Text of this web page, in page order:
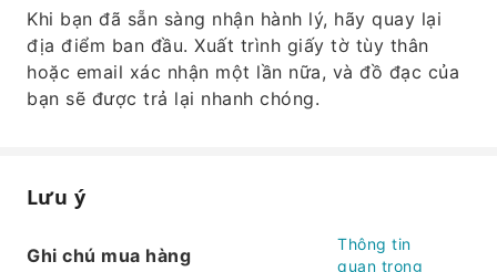
Khi bạn đã sẵn sàng nhận hành lý, hãy quay lại
địa điểm ban đầu. Xuất trình giấy tờ tùy thân
hoặc email xác nhận một lần nữa, và đồ đạc của
bạn sẽ được trả lại nhanh chóng.
Lưu ý
Ghi chú mua hàng
Thông tin
quan trọng